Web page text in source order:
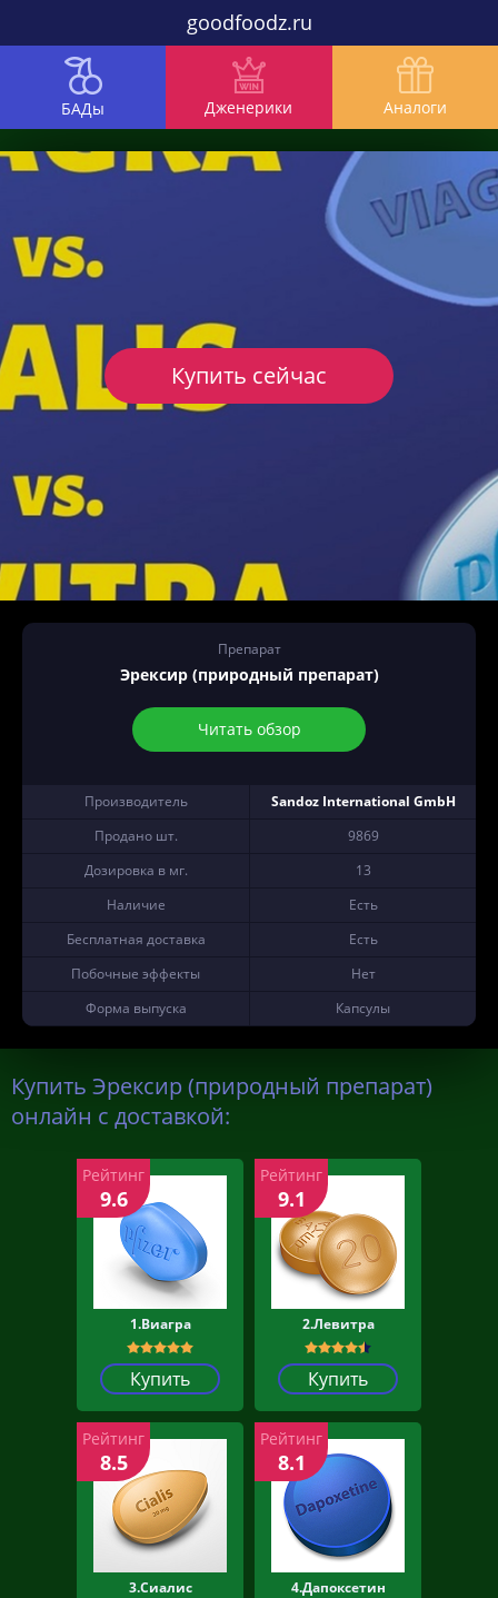
goodfoodz.ru
БАДы Дженерики Аналоги
Препарат
Эрексир (природный препарат)
Читать обзор
Производитель
Sandoz International GmbH
Продано шт.
9869
Дозировка в мг.
13
Наличие
Есть
Бесплатная доставка
Есть
Побочные эффекты
Нет
Форма выпуска
Капсулы
Купить сейчас
Купить Эрексир (природный препарат)
онлайн с доставкой:
1.Виагра
Купить
Рейтинг
9.6
2.Левитра
Купить
Рейтинг
9.1
3.Сиалис
Рейтинг
8.5
4.Дапоксетин
Рейтинг
8.1